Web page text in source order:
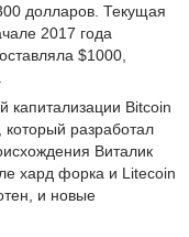
долларов. Текущая
2017 года
$1000,
капитализации Bitcoin
разработал
Виталик
хард форка и Litecoin
и новые